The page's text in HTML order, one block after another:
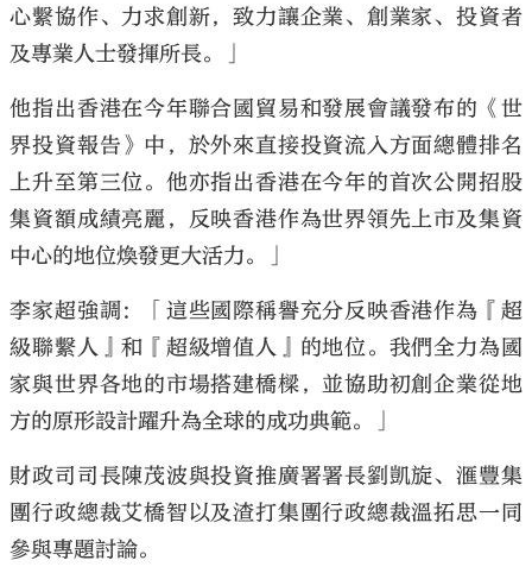
心繫協作、力求創新，致力讓企業、創業家、投資者
及專業人士發揮所長。」
他指出香港在今年聯合國貿易和發展會議發布的《世
界投資報告》中，於外來直接投資流入方面總體排名
上升至第三位。他亦指出香港在今年的首次公開招股
集資額成績亮麗，反映香港作為世界領先上市及集資
中心的地位煥發更大活力。」
李家超強調：「這些國際稱譽充分反映香港作為『超
級聯繫人』和『超級增值人』的地位。我們全力為國
家與世界各地的市場搭建橋樑，並協助初創企業從地
方的原形設計躍升為全球的成功典範。」
財政司司長陳茂波與投資推廣署署長劉凱旋、滙豐集
團行政總裁艾橋智以及渣打集團行政總裁溫拓思一同
參與專題討論。